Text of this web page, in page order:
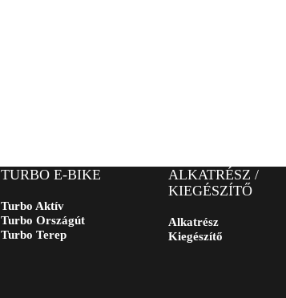
TURBO E-BIKE
Turbo Aktív
Turbo Országút
Turbo Terep
ALKATRÉSZ /
KIEGÉSZÍTŐ
Alkatrész
Kiegészítő